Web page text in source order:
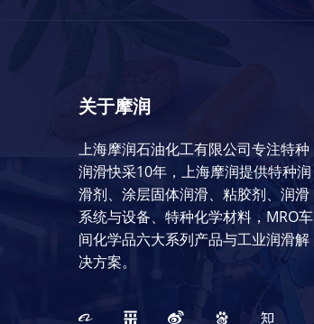
关于摩润
上海摩润石油化工有限公司专注特种
润滑快采10年，上海摩润提供特种润
滑剂、涂层固体润滑、粘胶剂、润滑
系统与设备、特种化学材料，MRO车
间化学品六大系列产品与工业润滑解
决方案。